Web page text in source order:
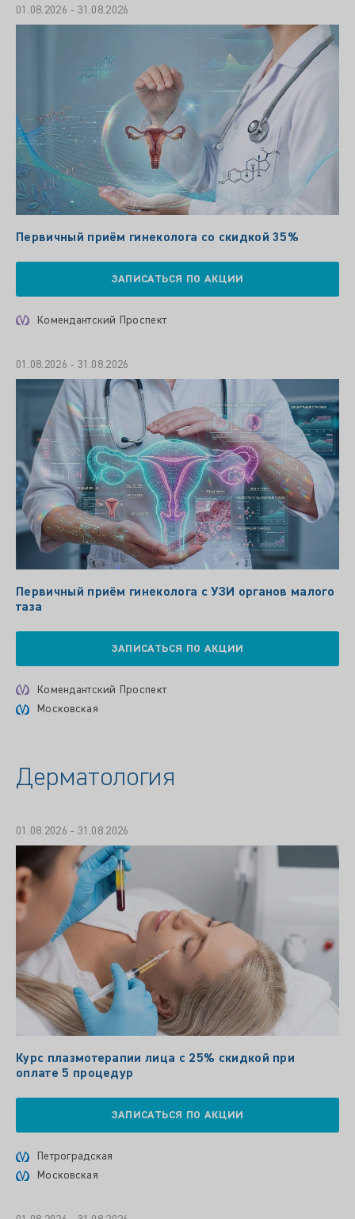
01.08.2026 - 31.08.2026
Первичный приём гинеколога со скидкой 35%
ЗАПИСАТЬСЯ ПО АКЦИИ
Комендантский Проспект
01.08.2026 - 31.08.2026
Первичный приём гинеколога с УЗИ органов малого
таза
ЗАПИСАТЬСЯ ПО АКЦИИ
Комендантский Проспект
Московская
Дерматология
01.08.2026 - 31.08.2026
Курс плазмотерапии лица с 25% скидкой при
оплате 5 процедур
ЗАПИСАТЬСЯ ПО АКЦИИ
Петроградская
Московская